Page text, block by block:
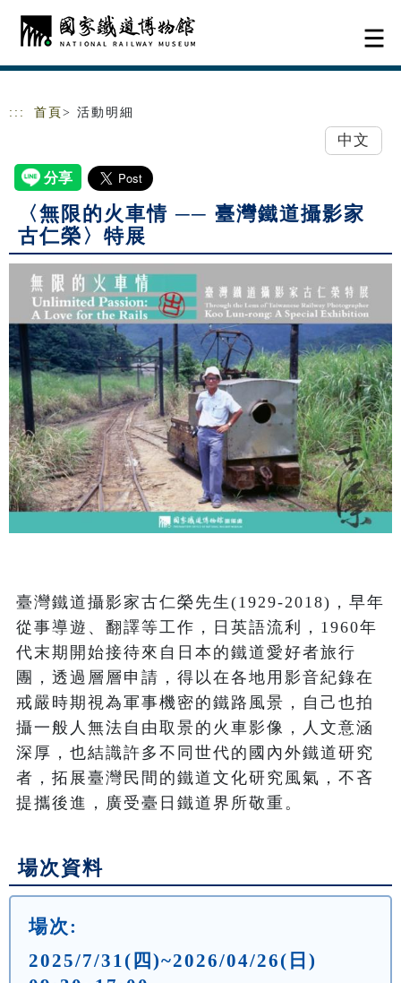
跳到主要內容
網站導覽
::: 首頁 > 活動明細
中文
〈無限的火車情 ── 臺灣鐵道攝影家
古仁榮〉特展
臺灣鐵道攝影家古仁榮先生(1929-2018)，早年
從事導遊、翻譯等工作，日英語流利，1960年
代末期開始接待來自日本的鐵道愛好者旅行
團，透過層層申請，得以在各地用影音紀錄在
戒嚴時期視為軍事機密的鐵路風景，自己也拍
攝一般人無法自由取景的火車影像，人文意涵
深厚，也結識許多不同世代的國內外鐵道研究
者，拓展臺灣民間的鐵道文化研究風氣，不吝
場次資料
場次:
2025/7/31(四)~2026/04/26(日)